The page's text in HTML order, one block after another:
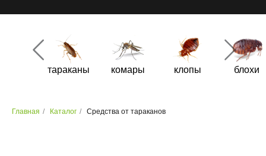
блохи
клопы
комары
тараканы
Главная / Каталог / Средства от тараканов